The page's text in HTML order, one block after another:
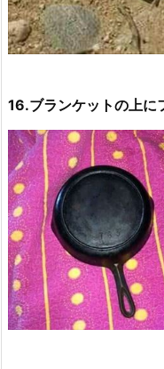
16.ブランケットの上に